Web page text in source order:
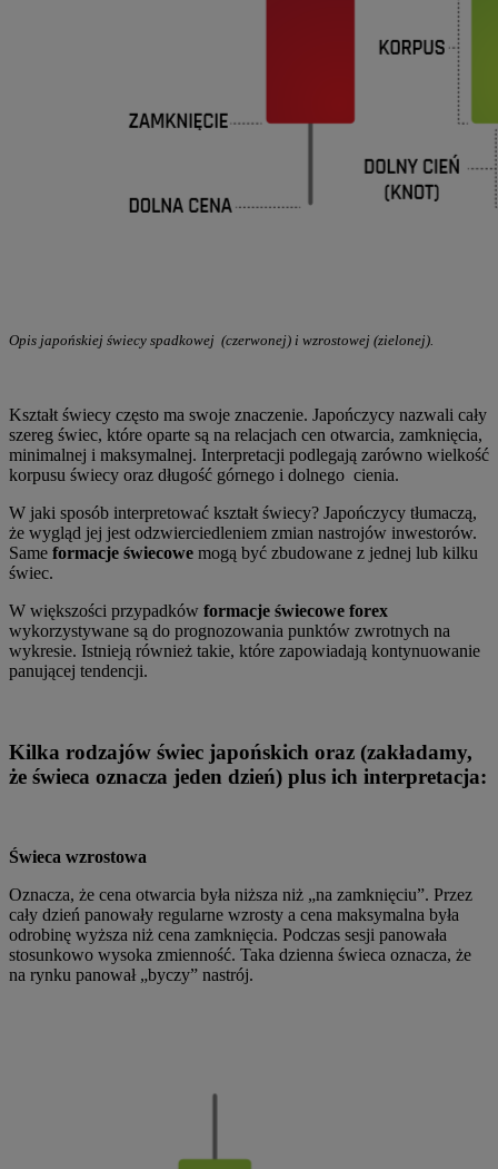
Opis japońskiej świecy spadkowej (czerwonej) i wzrostowej (zielonej).
Kształt świecy często ma swoje znaczenie. Japończycy nazwali cały
szereg świec, które oparte są na relacjach cen otwarcia, zamknięcia,
minimalnej i maksymalnej. Interpretacji podlegają zarówno wielkość
korpusu świecy oraz długość górnego i dolnego cienia.
W jaki sposób interpretować kształt świecy? Japończycy tłumaczą,
że wygląd jej jest odzwierciedleniem zmian nastrojów inwestorów.
Same formacje świecowe mogą być zbudowane z jednej lub kilku
świec.
W większości przypadków formacje świecowe forex
wykorzystywane są do prognozowania punktów zwrotnych na
wykresie. Istnieją również takie, które zapowiadają kontynuowanie
panującej tendencji.
Kilka rodzajów świec japońskich oraz (zakładamy,
że świeca oznacza jeden dzień) plus ich interpretacja:
Świeca wzrostowa
Oznacza, że cena otwarcia była niższa niż „na zamknięciu”. Przez
cały dzień panowały regularne wzrosty a cena maksymalna była
odrobinę wyższa niż cena zamknięcia. Podczas sesji panowała
stosunkowo wysoka zmienność. Taka dzienna świeca oznacza, że
na rynku panował „byczy” nastrój.